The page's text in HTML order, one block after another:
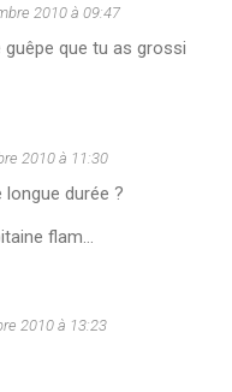
2010 à 09:47
que tu as grossi
2010 à 11:30
longue durée ?
flam...
2010 à 13:23